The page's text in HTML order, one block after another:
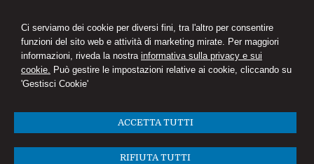
Ci serviamo dei cookie per diversi fini, tra l'altro per consentire
funzioni del sito web e attività di marketing mirate. Per maggiori
informazioni, riveda la nostra informativa sulla privacy e sui
cookie. Può gestire le impostazioni relative ai cookie, cliccando su
'Gestisci Cookie'
ACCETTA TUTTI
RIFIUTA TUTTI